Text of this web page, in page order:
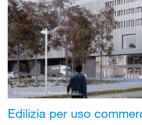
Edilizia per uso